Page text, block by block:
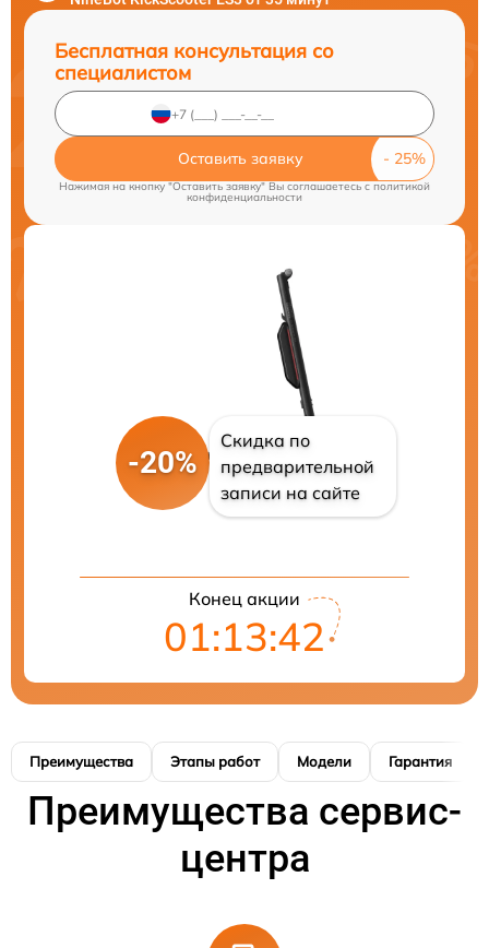
Бесплатная консультация со
специалистом
Оставить заявку
Нажимая на кнопку "Оставить заявку" Вы соглашаетесь c политикой
конфиденциальности
-20%
Скидка по
предварительной
записи на сайте
Конец акции
01:13:41
Преимущества Этапы работ Модели Гарантия
Преимущества сервис-
центра